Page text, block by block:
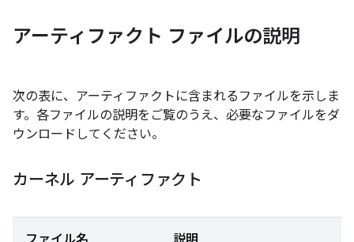
アーティファクト ファイルの説明
次の表に、アーティファクトに含まれるファイルを示しま
す。各ファイルの説明をご覧のうえ、必要なファイルをダ
ウンロードしてください。
カーネル アーティファクト